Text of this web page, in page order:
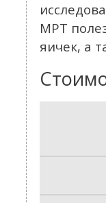
МРТ
яичек, а